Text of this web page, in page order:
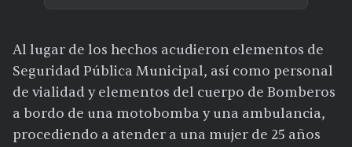
Al lugar de los hechos acudieron elementos de
Seguridad Pública Municipal, así como personal
de vialidad y elementos del cuerpo de Bomberos
a bordo de una motobomba y una ambulancia,
procediendo a atender a una mujer de 25 años